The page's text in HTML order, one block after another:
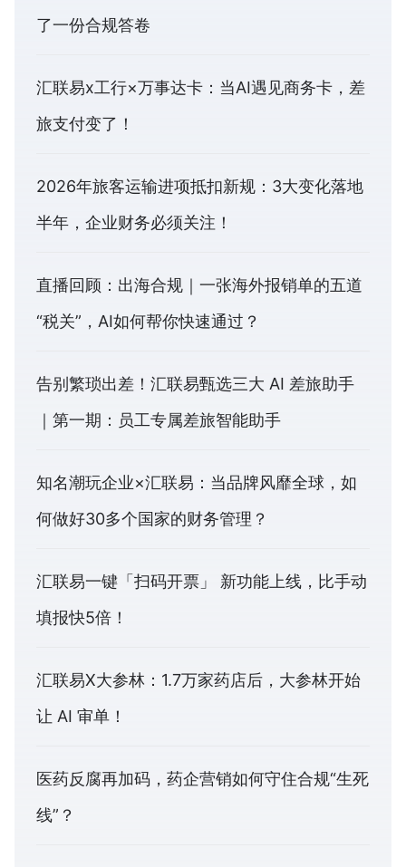
了一份合规答卷
汇联易x工行×万事达卡：当AI遇见商务卡，差
旅支付变了！
2026年旅客运输进项抵扣新规：3大变化落地
半年，企业财务必须关注！
直播回顾：出海合规｜一张海外报销单的五道
“税关”，AI如何帮你快速通过？
告别繁琐出差！汇联易甄选三大 AI 差旅助手
｜第一期：员工专属差旅智能助手
知名潮玩企业×汇联易：当品牌风靡全球，如
何做好30多个国家的财务管理？
汇联易一键「扫码开票」 新功能上线，比手动
填报快5倍！
汇联易X大参林：1.7万家药店后，大参林开始
让 AI 审单！
医药反腐再加码，药企营销如何守住合规“生死
线”？